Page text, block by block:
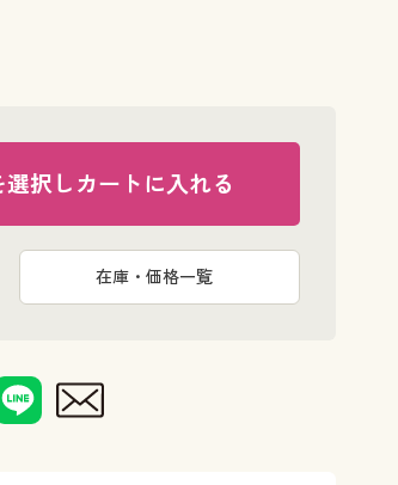
択しカートに入れる
在庫・価格一覧